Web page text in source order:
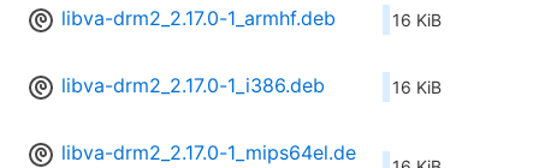
libva-drm2_2.17.0-1_armhf.deb 16 KiB
libva-drm2_2.17.0-1_i386.deb 16 KiB
libva-drm2_2.17.0-1_mips64el.de